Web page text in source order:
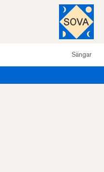
Sängar